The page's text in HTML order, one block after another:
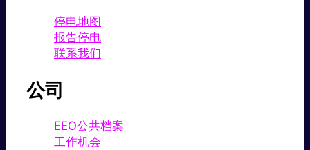
停电地图
报告停电
联系我们
公司
EEO公共档案
工作机会